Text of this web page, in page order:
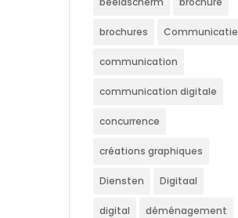
brochures Communicatie
communication
communication digitale
concurrence
créations graphiques
Diensten Digitaal
digital déménagement